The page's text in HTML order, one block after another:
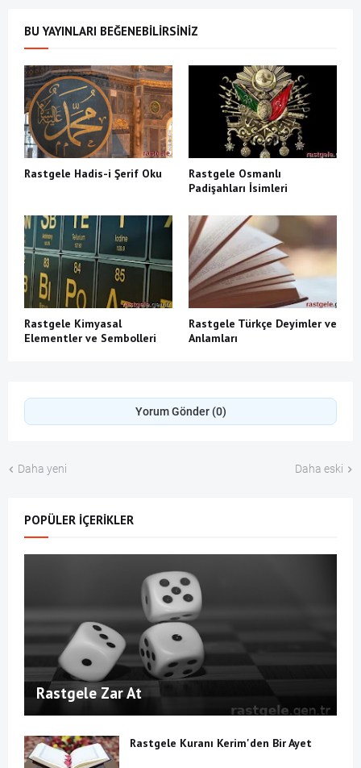
BU YAYINLARI BEĞENEBILIRSINIZ
Rastgele Hadis-i Şerif Oku
Rastgele Osmanlı
Padişahları İsimleri
Rastgele Kimyasal
Elementler ve Sembolleri
Rastgele Türkçe Deyimler ve
Anlamları
Yorum Gönder (0)
Daha yeni Daha eski
POPÜLER İÇERIKLER
Rastgele Zar At
Rastgele Kuranı Kerim'den Bir Ayet